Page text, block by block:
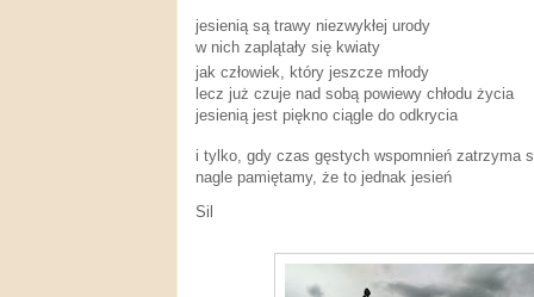
jesienią są trawy niezwykłej urody
w nich zaplątały się kwiaty
jak człowiek, który jeszcze młody
lecz już czuje nad sobą powiewy chłodu życia
jesienią jest piękno ciągle do odkrycia
i tylko, gdy czas gęstych wspomnień zatrzyma
nagle pamiętamy, że to jednak jesień
Sil